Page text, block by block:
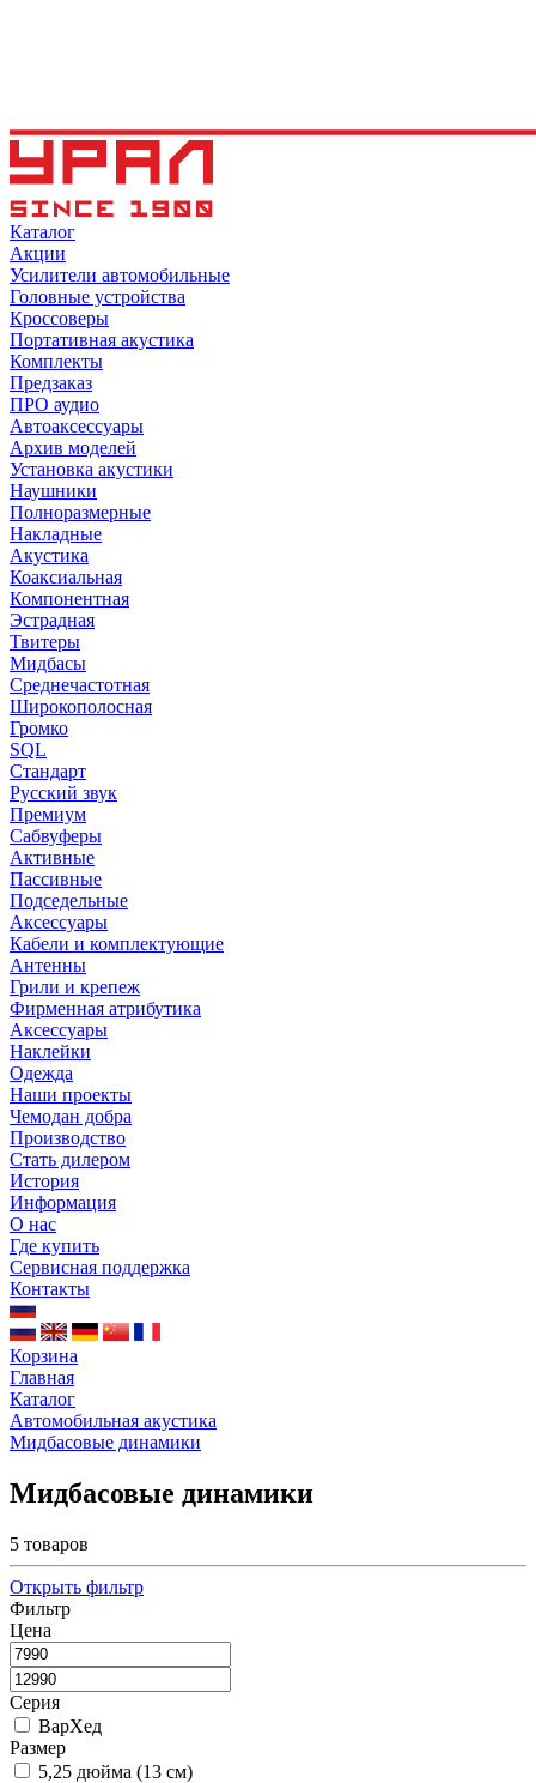
Каталог
Акции
Усилители автомобильные
Головные устройства
Кроссоверы
Портативная акустика
Комплекты
Предзаказ
ПРО аудио
Автоаксессуары
Архив моделей
Установка акустики
Наушники
Полноразмерные
Накладные
Акустика
Коаксиальная
Компонентная
Эстрадная
Твитеры
Мидбасы
Среднечастотная
Широкополосная
Громко
SQL
Стандарт
Русский звук
Премиум
Сабвуферы
Активные
Пассивные
Подседельные
Аксессуары
Кабели и комплектующие
Антенны
Грили и крепеж
Фирменная атрибутика
Аксессуары
Наклейки
Одежда
Наши проекты
Чемодан добра
Производство
Стать дилером
История
Информация
О нас
Где купить
Сервисная поддержка
Контакты
Корзина
Главная
Каталог
Автомобильная акустика
Мидбасовые динамики
Мидбасовые динамики
5 товаров
Открыть фильтр
Фильтр
Цена
Серия
ВарХед
Размер
5,25 дюйма (13 см)